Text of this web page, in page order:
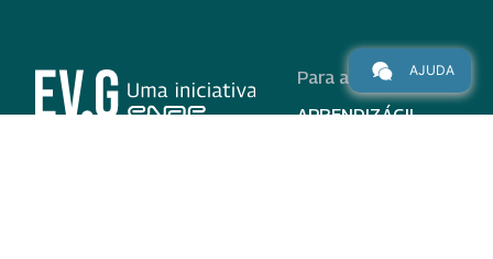
Para alunos
APRENDIZÁGIL
AJUDA